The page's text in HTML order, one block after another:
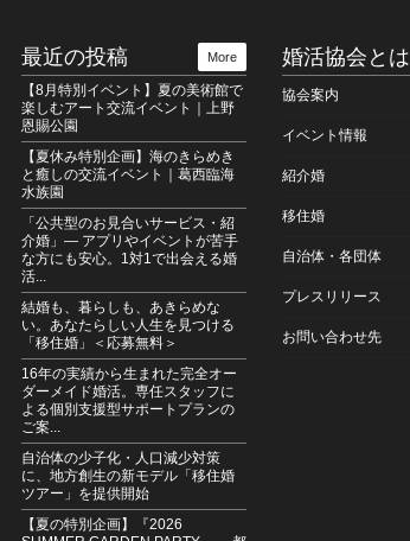
最近の投稿
【8月特別イベント】夏の美術館で
楽しむアート交流イベント｜上野
恩賜公園
【夏休み特別企画】海のきらめき
と癒しの交流イベント｜葛西臨海
水族園
「公共型のお見合いサービス・紹
介婚」― アプリやイベントが苦手
な方にも安心。1対1で出会える婚
活...
結婚も、暮らしも、あきらめな
い。あなたらしい人生を見つける
「移住婚」＜応募無料＞
16年の実績から生まれた完全オー
ダーメイド婚活。専任スタッフに
よる個別支援型サポートプランの
ご案...
自治体の少子化・人口減少対策
に、地方創生の新モデル「移住婚
ツアー」を提供開始
【夏の特別企画】『2026
More 婚活協会とは
協会案内
イベント情報
紹介婚
移住婚
自治体・各団体
プレスリリース
お問い合わせ先